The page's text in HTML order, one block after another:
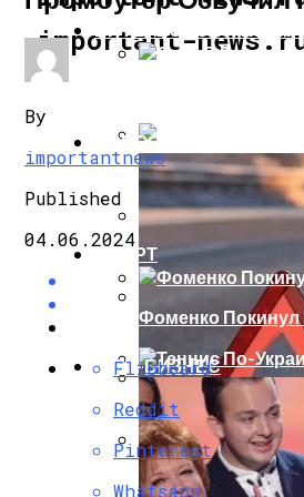
important-
ИНТЕРЕСНОЕ И
В Сети Высмеяли
«Князь, Где Вы
Репетицию
В Швеции Белый
НОВОСТИ
СПОРТ
Фоменко Покинул
Теннис По-
Роналду Остается
ШОУ-БИЗНЕС
By
importantnews
Published
04.06.2024
Flipboard
Reddit
Pinterest
Whatsapp